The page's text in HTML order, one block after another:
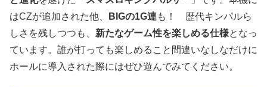
はCZが追加された他、
BIGの1G連も！ 歴代キンパルら
しさを残しつつも、 新たなゲーム性を楽しめる仕様となっ
ています。誰が打っても楽しめること間違いなしなだけに
ホールに導入された際にはぜひ遊んでみてください。